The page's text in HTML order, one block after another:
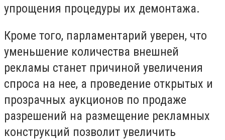
упрощения процедуры их демонтажа.
Кроме того, парламентарий уверен, что
уменьшение количества внешней
рекламы станет причиной увеличения
спроса на нее, а проведение открытых и
прозрачных аукционов по продаже
разрешений на размещение рекламных
конструкций позволит увеличить